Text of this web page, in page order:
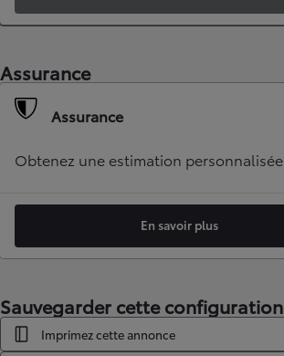
Assurance
Assurance
Obtenez une estimation personnalisée
En savoir plus
Sauvegarder cette configuration
Imprimez cette annonce